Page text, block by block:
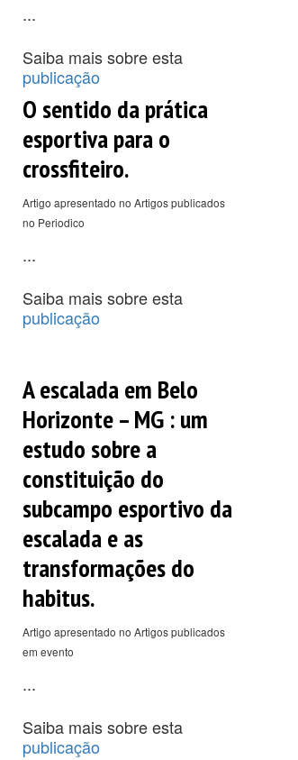
...
Saiba mais sobre esta
publicação
O sentido da prática
esportiva para o
crossfiteiro.
Artigo apresentado no Artigos publicados
no Periodico
...
Saiba mais sobre esta
publicação
A escalada em Belo
Horizonte – MG : um
estudo sobre a
constituição do
subcampo esportivo da
escalada e as
transformações do
habitus.
Artigo apresentado no Artigos publicados
em evento
...
Saiba mais sobre esta
publicação